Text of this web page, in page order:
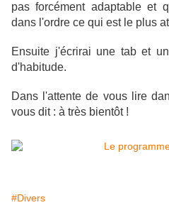
pas forcément adaptable et
dans l'ordre ce qui est le plus
Ensuite j'écrirai une tab et
d'habitude.
Dans l'attente de vous lire
vous dit : à très bientôt !
#Divers